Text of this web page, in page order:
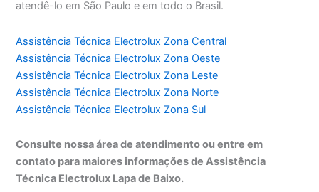
atendê-lo em São Paulo e em todo o Brasil.
Assistência Técnica Electrolux Zona Central
Assistência Técnica Electrolux Zona Oeste
Assistência Técnica Electrolux Zona Leste
Assistência Técnica Electrolux Zona Norte
Assistência Técnica Electrolux Zona Sul
Consulte nossa área de atendimento ou entre em
contato para maiores informações de Assistência
Técnica Electrolux Lapa de Baixo.